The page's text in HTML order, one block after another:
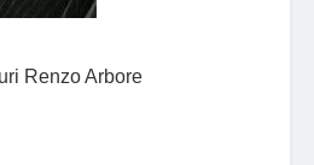
Renzo Arbore